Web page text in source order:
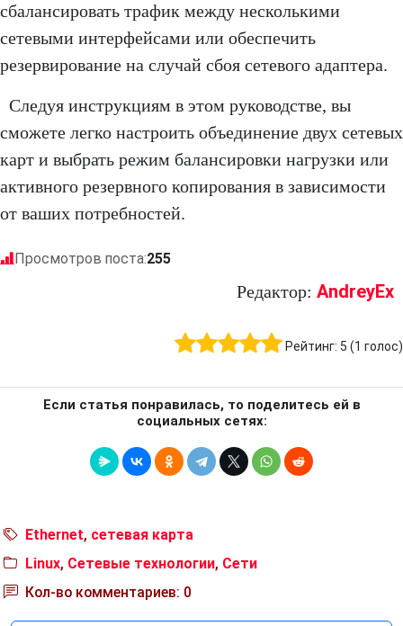
сбалансировать трафик между несколькими
сетевыми интерфейсами или обеспечить
резервирование на случай сбоя сетевого адаптера.
Следуя инструкциям в этом руководстве, вы
сможете легко настроить объединение двух сетевых
карт и выбрать режим балансировки нагрузки или
активного резервного копирования в зависимости
от ваших потребностей.
Просмотров поста:255
Редактор: AndreyEx
Рейтинг: 5 (1 голос)
Если статья понравилась, то поделитесь ей в
социальных сетях:
Ethernet, сетевая карта
Linux, Сетевые технологии, Сети
Кол-во комментариев: 0